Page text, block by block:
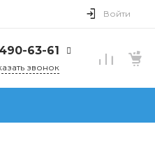
Войти
63-61
звонок